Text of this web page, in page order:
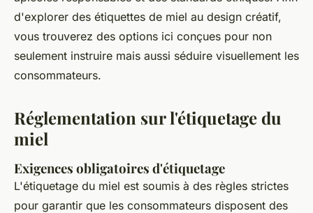
d'explorer des étiquettes de miel au design créatif,
vous trouverez des options ici conçues pour non
seulement instruire mais aussi séduire visuellement les
consommateurs.
Réglementation sur l'étiquetage du
miel
Exigences obligatoires d'étiquetage
L'étiquetage du miel est soumis à des règles strictes
pour garantir que les consommateurs disposent des